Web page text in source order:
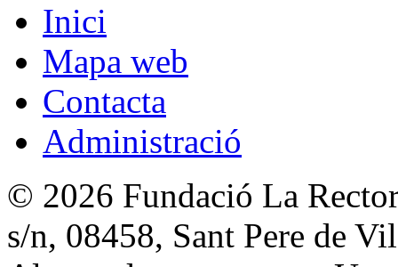
Inici
Mapa web
Contacta
Administració
© 2026 Fundació La
s/n, 08458, Sant Pere de